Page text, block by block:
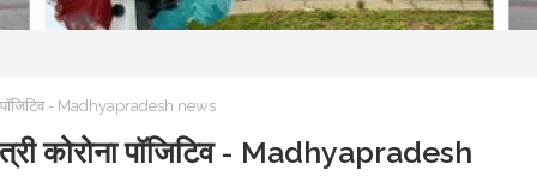
पॉजिटिव - Madhyapradesh news
कोरोना पॉजिटिव - Madhyapradesh